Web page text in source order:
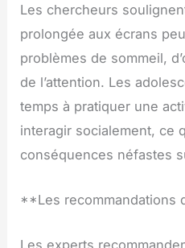
Les chercheurs
prolongée aux écrans
problèmes de sommeil,
de l’attention. Les
temps à pratiquer une
interagir socialement, ce
conséquences néfastes
**Les recommandations